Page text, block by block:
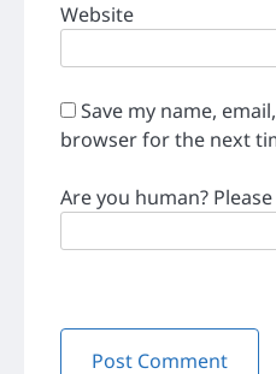
Website
Save my name,
browser for the next
Are you human?